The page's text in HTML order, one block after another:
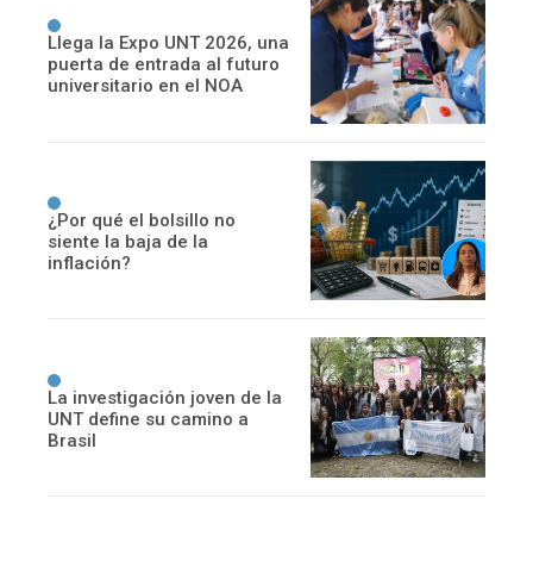
Llega la Expo UNT 2026, una
puerta de entrada al futuro
universitario en el NOA
¿Por qué el bolsillo no
siente la baja de la
inflación?
La investigación joven de la
UNT define su camino a
Brasil